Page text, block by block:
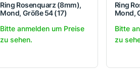
Ring Rosenquarz (8mm),
Mond, Größe 54 (17)
Bitte anmelden um Preise
zu sehen.
Ring
Mond,
Bitte
zu